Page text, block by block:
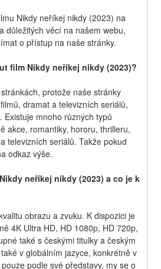
Nikdy neříkej nikdy (2023) na
důležitých věcí na našem webu,
o přístup na naše stránky.
film Nikdy neříkej nikdy (2023)?
protože naše stránky
dramat a televizních seriálů,
Existuje mnoho různých typů
akce, romantiky, hororu, thrilleru,
televizních seriálů. Takže pokud
odkaz výše.
neříkej nikdy (2023) a co je k
obrazu a zvuku. K dispozici je
4K Ultra HD, HD 1080p, HD 720p,
také s českými titulky a českým
v globálním jazyce, konkrétně v
podle své představy, my se o